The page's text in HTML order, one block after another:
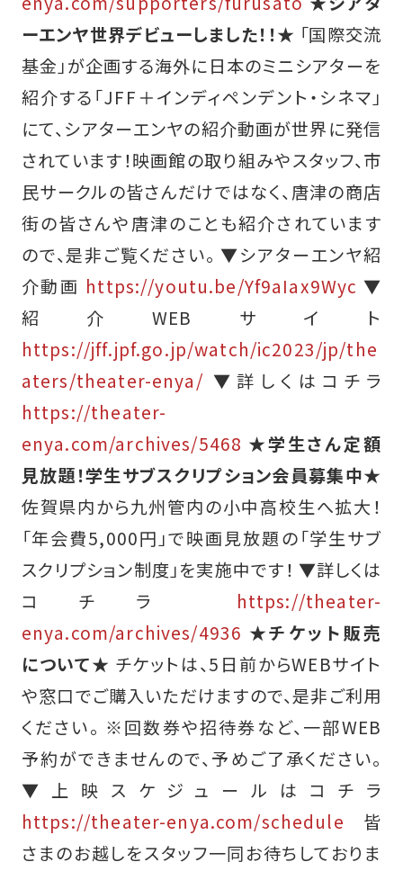
ーエンヤ世界デビューしました！！★ 「国際交流
基金」が企画する海外に日本のミニシアターを
紹介する「JFF＋インディペンデント・シネマ」
にて、シアターエンヤの紹介動画が世界に発信
されています！映画館の取り組みやスタッフ、市
民サークルの皆さんだけではなく、唐津の商店
街の皆さんや唐津のことも紹介されています
ので、是非ご覧ください。 ▼シアターエンヤ紹
介動画 https://youtu.be/Yf9aIax9Wyc ▼
紹介WEBサイト
https://jff.jpf.go.jp/watch/ic2023/jp/the
aters/theater-enya/ ▼詳しくはコチラ
https://theater-
enya.com/archives/5468 ★学生さん定額
見放題！学生サブスクリプション会員募集中★
佐賀県内から九州管内の小中高校生へ拡大！
「年会費5,000円」で映画見放題の「学生サブ
スクリプション制度」を実施中です！ ▼詳しくは
コチラ https://theater-
enya.com/archives/4936 ★チケット販売
について★ チケットは、5日前からWEBサイト
や窓口でご購入いただけますので、是非ご利用
ください。 ※回数券や招待券など、一部WEB
予約ができませんので、予めご了承ください。
▼上映スケジュールはコチラ
https://theater-enya.com/schedule 皆
さまのお越しをスタッフ一同お待ちしておりま